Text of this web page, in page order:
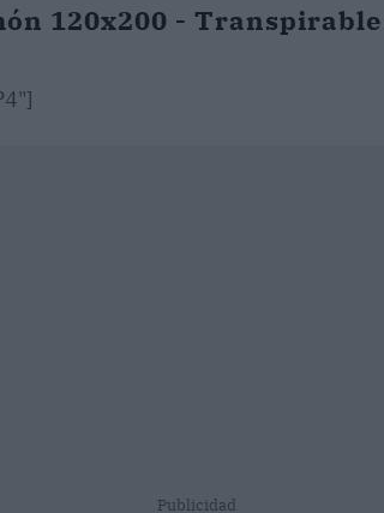
120x200 -
Publicidad